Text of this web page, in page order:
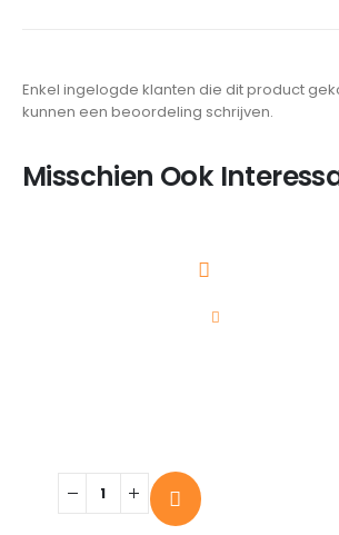
Enkel ingelogde klanten die dit product
kunnen een beoordeling schrijven.
Misschien Ook